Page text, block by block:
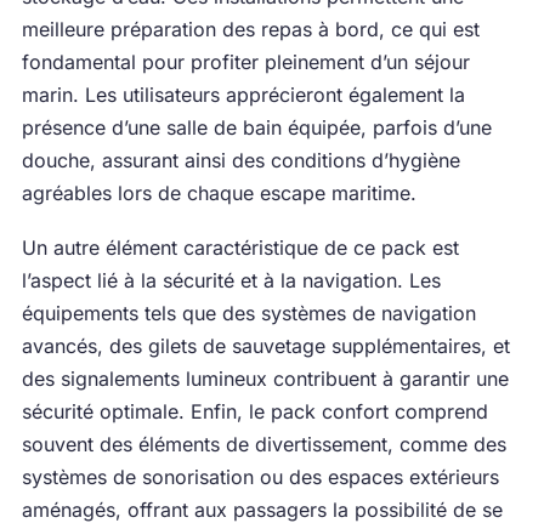
meilleure préparation des repas à bord, ce qui est
fondamental pour profiter pleinement d’un séjour
marin. Les utilisateurs apprécieront également la
présence d’une salle de bain équipée, parfois d’une
douche, assurant ainsi des conditions d’hygiène
agréables lors de chaque escape maritime.
Un autre élément caractéristique de ce pack est
l’aspect lié à la sécurité et à la navigation. Les
équipements tels que des systèmes de navigation
avancés, des gilets de sauvetage supplémentaires, et
des signalements lumineux contribuent à garantir une
sécurité optimale. Enfin, le pack confort comprend
souvent des éléments de divertissement, comme des
systèmes de sonorisation ou des espaces extérieurs
aménagés, offrant aux passagers la possibilité de se